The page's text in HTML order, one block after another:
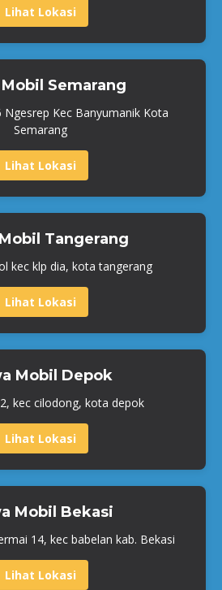
Lihat Lokasi
Semarang
Ngesrep Kec Banyumanik Kota
Semarang
Lihat Lokasi
Tangerang
kec klp dia, kota tangerang
Lihat Lokasi
Mobil Depok
kec cilodong, kota depok
Lihat Lokasi
Mobil Bekasi
14, kec babelan kab. Bekasi
Lihat Lokasi